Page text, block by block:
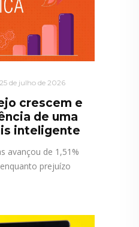
25 de julho de 2026
crescem e
de uma
inteligente
avançou de 1,51%
prejuízo